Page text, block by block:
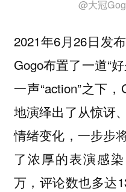
@大冠
2021年6月26日发
Gogo布置了一道“
一声“action”之下
地演绎出了从惊讶
情绪变化，一步步
了浓厚的表演感
万，评论数也多达